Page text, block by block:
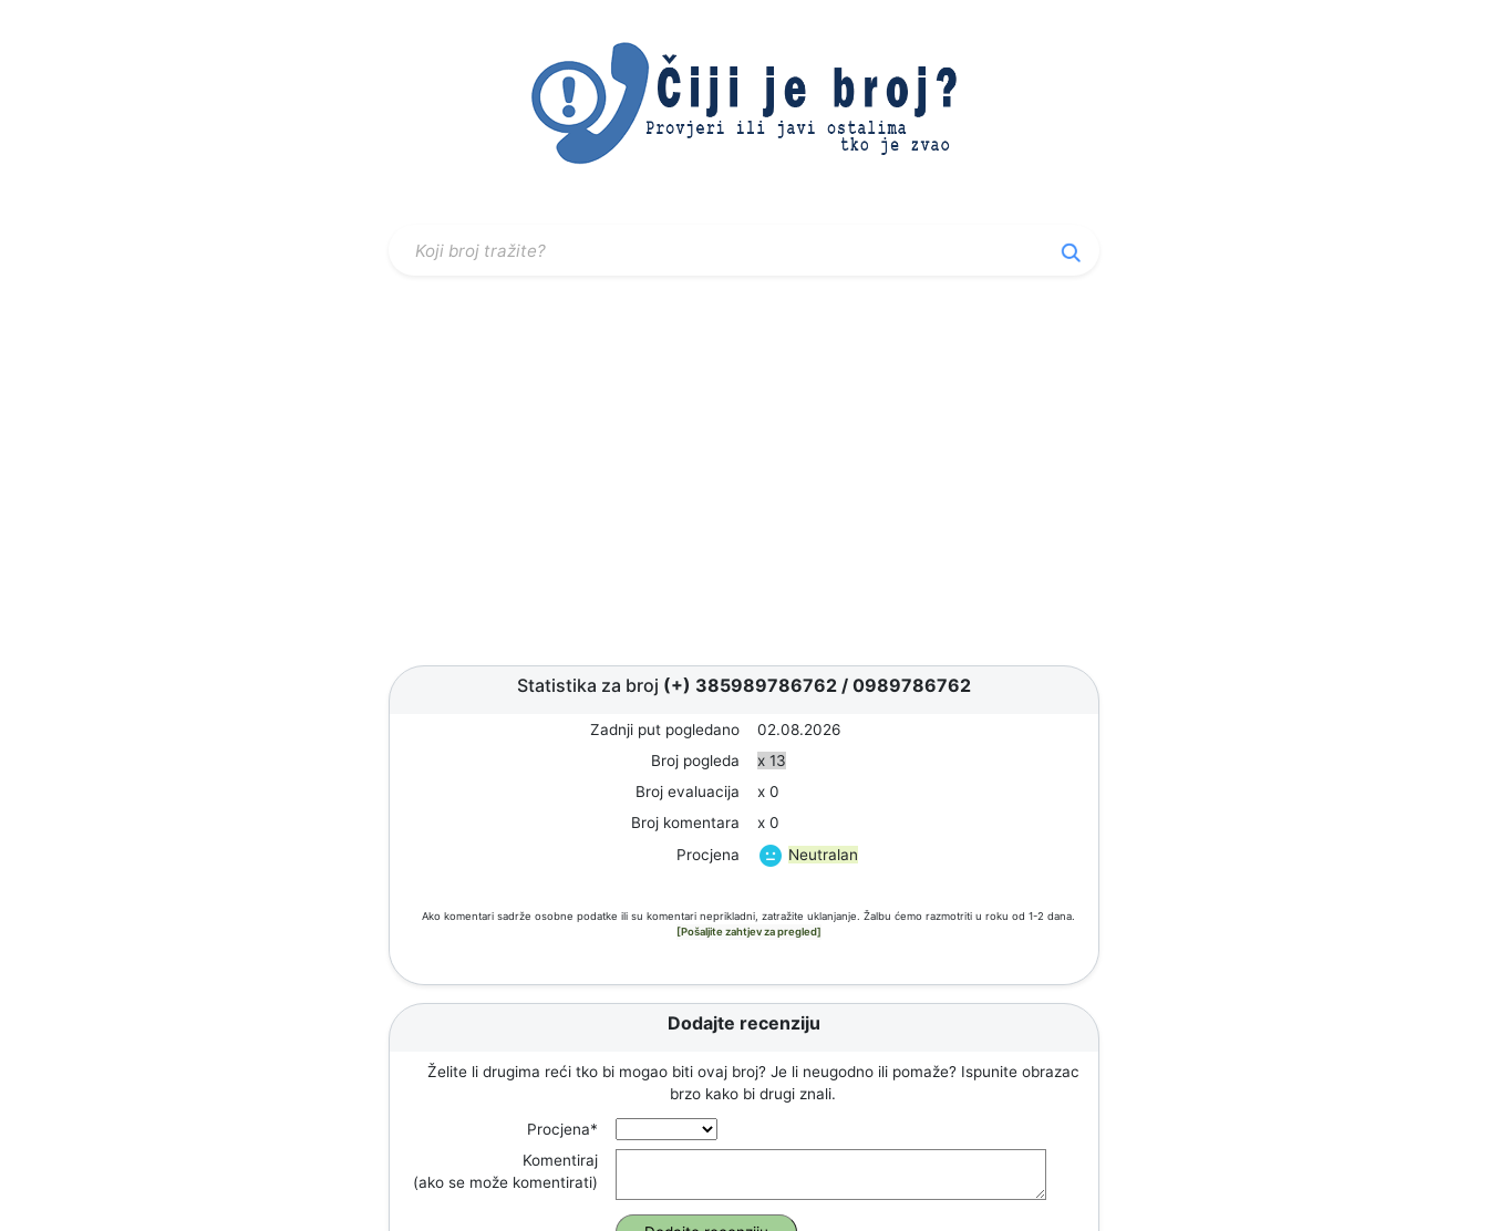
Statistika za broj (+) 385989786762 / 0989786762
Zadnji put pogledano
02.08.2026
Broj pogleda
x 13
Broj evaluacija
x 0
Broj komentara
x 0
Procjena
Neutralan
Ako komentari sadrže osobne podatke ili su komentari neprikladni, zatražite uklanjanje. Žalbu ćemo razmotriti u roku od 1-2 dana.
[Pošaljite zahtjev za pregled]
Dodajte recenziju
Želite li drugima reći tko bi mogao biti ovaj broj? Je li neugodno ili pomaže? Ispunite obrazac
brzo kako bi drugi znali.
Procjena*
Komentiraj
(ako se može komentirati)